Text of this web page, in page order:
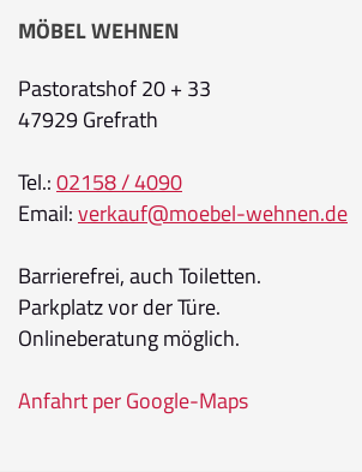
MÖBEL WEHNEN
Pastoratshof 20 + 33
47929 Grefrath
Tel.:02158 / 4090
Email:verkauf@moebel-wehnen.de
Barrierefrei, auch Toiletten.
Parkplatz vor der Türe.
Onlineberatung möglich.
Anfahrt per Google-Maps